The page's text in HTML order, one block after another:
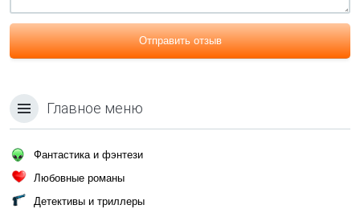
Отправить отзыв
Главное меню
Фантастика и фэнтези
Любовные романы
Детективы и триллеры